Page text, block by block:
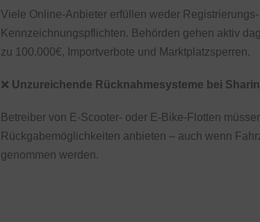
Viele Online-Anbieter erfüllen weder
Kennzeichnungspflichten. Behörden gehen aktiv
zu 100.000€, Importverbote und Marktplatzsperren.
❌ Unzureichende Rücknahmesysteme bei
Betreiber von E-Scooter- oder E-Bike-Flotten
Rückgabemöglichkeiten anbieten – auch wenn
genommen werden.